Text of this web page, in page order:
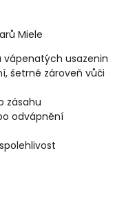
Miele
vápenatých usazenin
šetrné zároveň vůči
zásahu
odvápnění